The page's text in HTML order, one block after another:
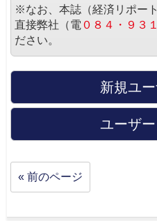
※なお、本誌（経済リポー
直接弊社（電 ０８４・９３
ださい。
新規ユ
ユーザ
« 前のページ